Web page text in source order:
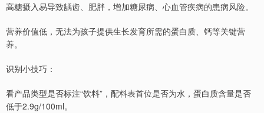
高糖摄入易导致龋齿、肥胖，增加糖尿病、心血管疾病的患病风险。
营养价值低，无法为孩子提供生长发育所需的蛋白质、钙等关键营
养。
识别小技巧：
看产品类型是否标注“饮料”，配料表首位是否为水，蛋白质含量是否
低于2.9g/100ml。